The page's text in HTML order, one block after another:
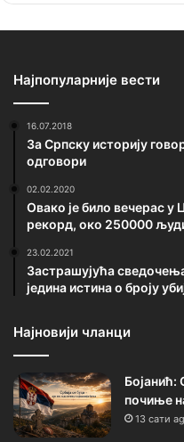
Најпопуларније вести
16.07.2018
За Српску историју
одговори
02.02.2020
Овако је било вечерас у
рекорд, око 250000
23.02.2021
Застрашујућа
једина истина о броју
Најновији чланци
Бојанић:
почиње
13 сати